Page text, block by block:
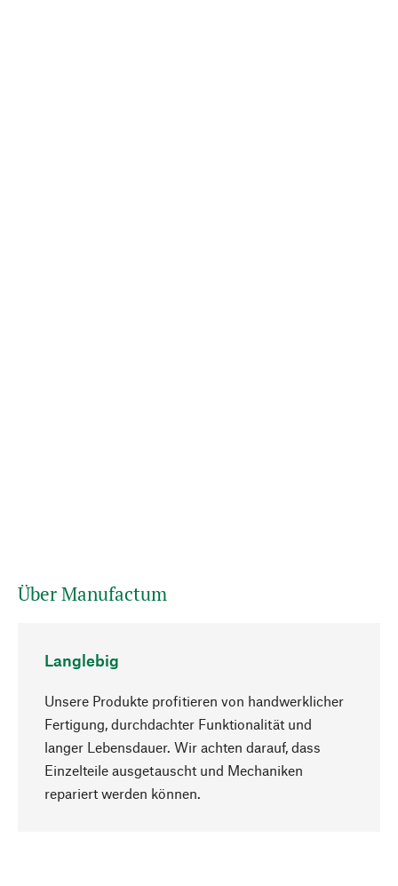
Über Manufactum
Langlebig
Unsere Produkte profitieren von handwerklicher
Fertigung, durchdachter Funktionalität und
langer Lebensdauer. Wir achten darauf, dass
Einzelteile ausgetauscht und Mechaniken
repariert werden können.